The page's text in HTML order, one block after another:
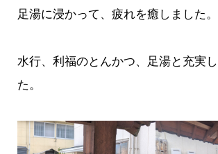
足湯に浸かって、疲れを癒しました。
水行、利福のとんかつ、足湯と充実
た。